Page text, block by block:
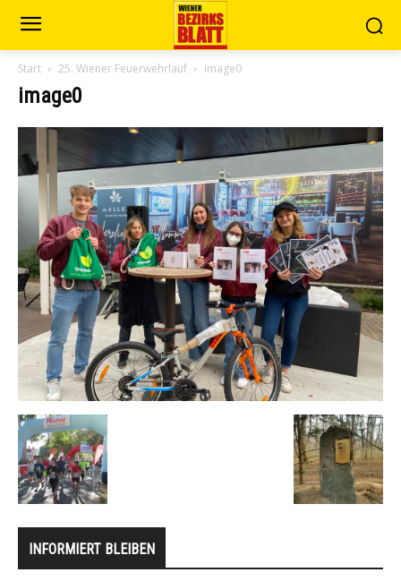
Start 25. Wiener Feuerwehrlauf image0
image0
INFORMIERT BLEIBEN